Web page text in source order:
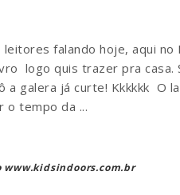
leitores falando hoje, aqui
logo quis trazer pra casa.
a galera já curte! Kkkkkk O
o tempo da ...
www.kidsindoors.com.br